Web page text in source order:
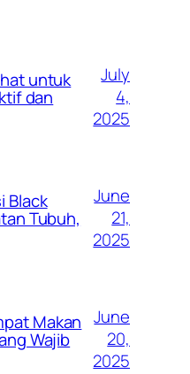
untuk
dan
July
4,
2025
Black
Tubuh,
June
21,
2025
Makan
Wajib
June
20,
2025